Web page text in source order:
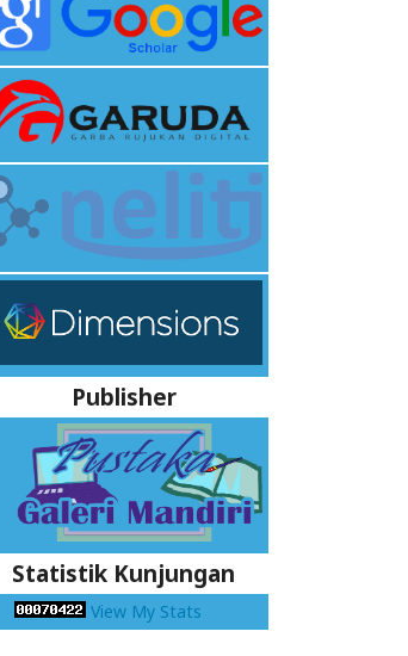
Publisher
Statistik Kunjungan
View My Stats